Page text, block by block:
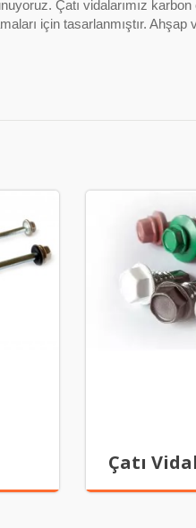
Çatı vidalarımız
için tasarlanmıştır.
Çatı